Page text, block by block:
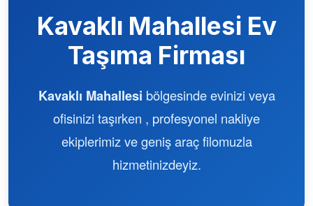
Kavaklı Mahallesi Ev
Taşıma Firması
Kavaklı Mahallesi bölgesinde evinizi veya
ofisinizi taşırken , profesyonel nakliye
ekiplerimiz ve geniş araç filomuzla
hizmetinizdeyiz.